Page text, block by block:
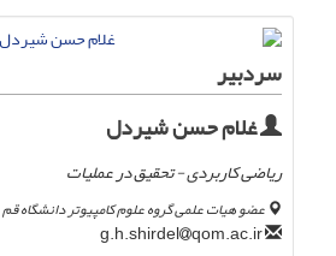
سردبیر
غلام حسن شیردل
ریاضی کاربردی - تحقیق در عملیات
عضو هیات علمی گروه علوم کامپیوتر دانشگاه قم
qom.ac.ir